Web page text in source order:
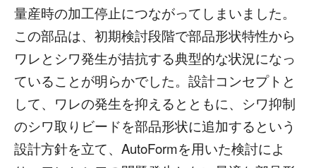
量産時の加工停止につながってしまいました。
この部品は、初期検討段階で部品形状特性から
ワレとシワ発生が拮抗する典型的な状況になっ
ていることが明らかでした。設計コンセプトと
して、ワレの発生を抑えるとともに、シワ抑制
のシワ取りビードを部品形状に追加するという
設計方針を立て、AutoFormを用いた検討によ